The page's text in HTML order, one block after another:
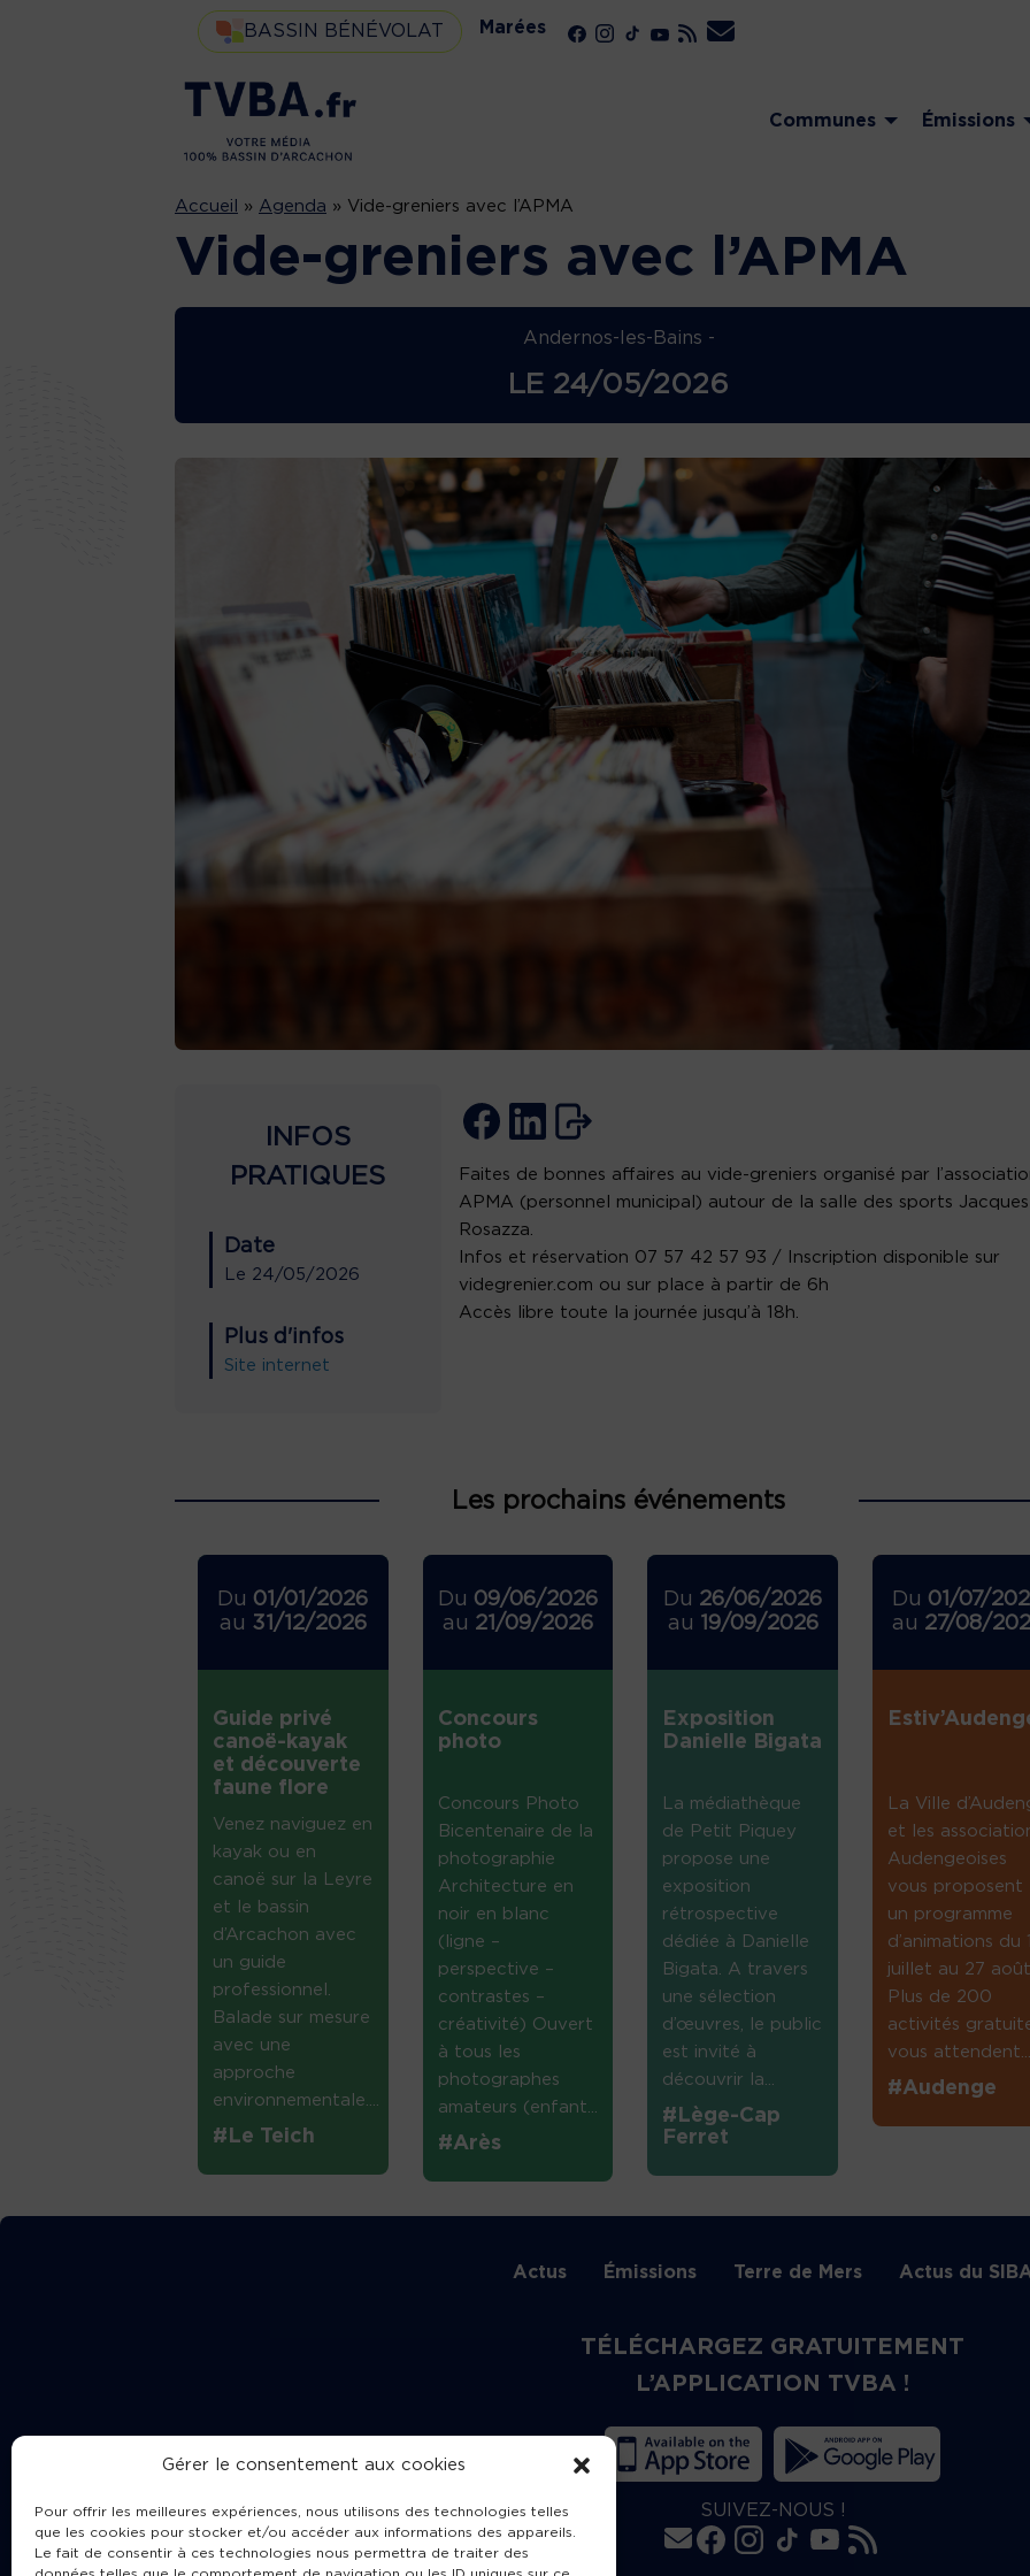
Gérer le consentement aux cookies
Pour offrir les meilleures expériences, nous utilisons des technologies telles
que les cookies pour stocker et/ou accéder aux informations des appareils.
Le fait de consentir à ces technologies nous permettra de traiter des
BASSIN BÉNÉVOLAT Marées
Communes Émissions
Accueil » Agenda » Vide-greniers avec l’APMA
Vide-greniers avec l’APMA
Andernos-les-Bains -
LE 24/05/2026
INFOS
PRATIQUES
Date
Le 24/05/2026
Plus d'infos
Site internet
Faites de bonnes affaires au vide-greniers organisé par
APMA (personnel municipal) autour de la salle des sports Jacques
Rosazza.
Infos et réservation 07 57 42 57 93 / Inscription disponible sur
videgrenier.com ou sur place à partir de 6h
Accès libre toute la journée jusqu’à 18h.
Les prochains événements
Du 01/01/2026
au 31/12/2026
Guide privé
canoë-kayak
et découverte
faune flore
Venez naviguez en
kayak ou en
canoë sur la Leyre
et le bassin
d’Arcachon avec
un guide
professionnel.
Balade sur mesure
avec une
approche
environnementale....
#Le Teich
Du 09/06/2026
au 21/09/2026
Concours
photo
Concours Photo
Bicentenaire de la
photographie
Architecture en
noir en blanc
(ligne –
perspective –
contrastes –
créativité) Ouvert
à tous les
photographes
amateurs (enfant...
#Arès
Du 26/06/2026
au 19/09/2026
Exposition
Danielle Bigata
La médiathèque
de Petit Piquey
propose une
exposition
rétrospective
dédiée à Danielle
Bigata. A travers
une sélection
d’œuvres, le public
est invité à
découvrir la...
#Lège-Cap
Ferret
Du 01/07/
au 27/08/
La Ville
et les
Audengeoises
vous proposent
un programme
d’animations du
juillet au 27
Plus de 200
activités
vous
#Audenge
Actus Émissions Terre de Mers Actus du
TÉLÉCHARGEZ GRATUITEMENT
L’APPLICATION TVBA !
SUIVEZ-NOUS !